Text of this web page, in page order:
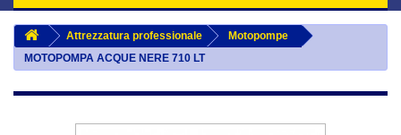
Attrezzatura professionale
Motopompe
MOTOPOMPA ACQUE NERE 710 LT